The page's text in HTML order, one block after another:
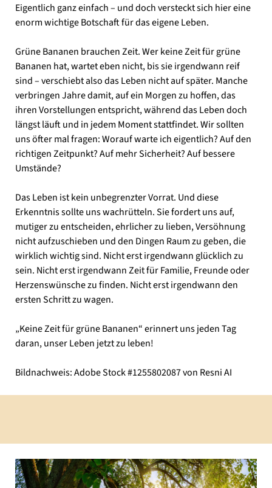
Eigentlich ganz einfach – und doch versteckt sich hier eine
enorm wichtige Botschaft für das eigene Leben.
Grüne Bananen brauchen Zeit. Wer keine Zeit für grüne
Bananen hat, wartet eben nicht, bis sie irgendwann reif
sind – verschiebt also das Leben nicht auf später. Manche
verbringen Jahre damit, auf ein Morgen zu hoffen, das
ihren Vorstellungen entspricht, während das Leben doch
längst läuft und in jedem Moment stattfindet. Wir sollten
uns öfter mal fragen: Worauf warte ich eigentlich? Auf den
richtigen Zeitpunkt? Auf mehr Sicherheit? Auf bessere
Umstände?
Das Leben ist kein unbegrenzter Vorrat. Und diese
Erkenntnis sollte uns wachrütteln. Sie fordert uns auf,
mutiger zu entscheiden, ehrlicher zu lieben, Versöhnung
nicht aufzuschieben und den Dingen Raum zu geben, die
wirklich wichtig sind. Nicht erst irgendwann glücklich zu
sein. Nicht erst irgendwann Zeit für Familie, Freunde oder
Herzenswünsche zu finden. Nicht erst irgendwann den
ersten Schritt zu wagen.
„Keine Zeit für grüne Bananen“ erinnert uns jeden Tag
daran, unser Leben jetzt zu leben!
Bildnachweis: Adobe Stock #1255802087 von Resni AI